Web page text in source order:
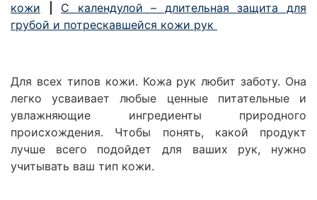
кожи
С календулой – длительная защита для
грубой и потрескавшейся кожи рук
Для всех типов кожи. Кожа рук любит заботу. Она
легко усваивает любые ценные питательные и
увлажняющие ингредиенты природного
происхождения. Чтобы понять, какой продукт
лучше всего подойдет для ваших рук, нужно
учитывать ваш тип кожи.